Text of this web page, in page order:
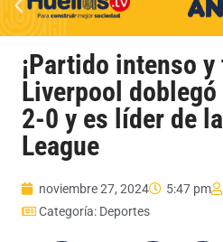
¡Partido intenso
Liverpool
2-0 y es líder de
League
noviembre 27, 2024 5:47 pm
Categoría: Deportes